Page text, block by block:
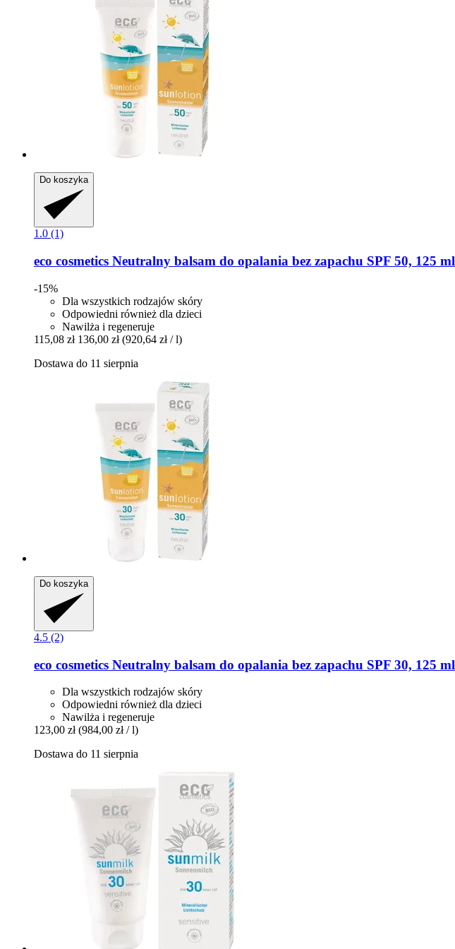
Do koszyka
1.0 (1)
eco cosmetics Neutralny balsam do opalania bez zapachu SPF 50, 125 ml
-15%
Dla wszystkich rodzajów skóry
Odpowiedni również dla dzieci
Nawilża i regeneruje
115,08 zł 136,00 zł (920,64 zł / l)
Dostawa do 11 sierpnia
Do koszyka
4.5 (2)
eco cosmetics Neutralny balsam do opalania bez zapachu SPF 30, 125 ml
Dla wszystkich rodzajów skóry
Odpowiedni również dla dzieci
Nawilża i regeneruje
123,00 zł (984,00 zł / l)
Dostawa do 11 sierpnia